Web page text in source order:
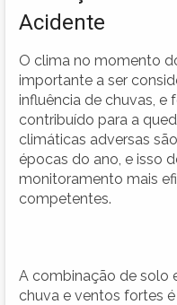
Acidente
O clima no momento
importante a ser
influência de chuvas,
contribuído para a
climáticas adversas
épocas do ano, e isso
monitoramento mais
competentes.
A combinação de solo
chuva e ventos fortes